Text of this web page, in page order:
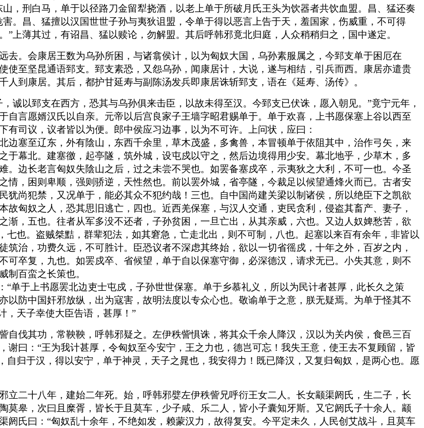
，刑白马，单于以径路刀金留犁挠酒，以老上单于所破月氏王头为饮器者共饮血盟。昌、猛还奏
。昌、猛擅以汉国世世子孙与夷狄诅盟，令单于得以恶言上告于天，羞国家，伤威重，不可得
上薄其过，有诏昌、猛以赎论，勿解盟。其后呼韩邪竟北归庭，人众稍稍归之，国中遂定。
去。会康居王数为乌孙所困，与诸翕侯计，以为匈奴大国，乌孙素服属之，今郅支单于困厄在
使至坚昆通语郅支。郅支素恐，又怨乌孙，闻康居计，大说，遂与相结，引兵而西。康居亦遣贵
到康居。其后，都护甘延寿与副陈汤发兵即康居诛斩郅支，语在《延寿、汤传》。
诚以郅支在西方，恐其与乌孙俱来击臣，以故未得至汉。今郅支已伏诛，愿入朝见。”竟宁元年，
自言愿婿汉氏以自亲。元帝以后宫良家子王墙字昭君赐单于。单于欢喜，上书愿保塞上谷以西至
司议，议者皆以为便。郎中侯应习边事，以为不可许。上问状，应曰：
边塞至辽东，外有陰山，东西千余里，草木茂盛，多禽兽，本冒顿单于依阻其中，治作弓矢，来
于幕北。建塞徼，起亭隧，筑外城，设屯戍以守之，然后边境得用少安。幕北地乎，少草木，多
。边长老言匈奴失陰山之后，过之未尝不哭也。如罢备塞戍卒，示夷狄之大利，不可一也。今圣
情，困则卑顺，强则骄逆，天性然也。前以罢外城，省亭隧，今裁足以候望通烽火而已。古者安
犹尚犯禁，又况单于，能必其众不犯约哉！三也。自中国尚建关梁以制诸侯，所以绝臣下之凯欲
匈奴之人，恐其思旧逃亡，四也。近西羌保塞，与汉人交通，吏民贪利，侵盗其畜产、妻子，
渐，五也。往者从军多没不还者，子孙贫困，一旦亡出，从其亲威，六也。又边人奴婢愁苦，欲
七也。盗贼桀黠，群辈犯法，如其窘急，亡走北出，则不可制，八也。起塞以来百有余年，非皆以
治，功费久远，不可胜计。臣恐议者不深虑其终始，欲以一切省徭戍，十年之外，百岁之内，
可卒复，九也。如罢戍卒、省候望，单于自以保塞守御，必深德汉，请求无已。小失其意，则不
制百蛮之长策也。
“单于上书愿罢北边吏士屯戍，子孙世世保塞。单于乡慕礼义，所以为民计者甚厚，此长久之策
以防中国奸邪放纵，出为寇害，故明法度以专众心也。敬谕单于之意，朕无疑焉。为单于怪其不
，天子幸使大臣告语，甚厚！”
自伐其功，常鞅鞅，呼韩邪疑之。左伊秩訾惧诛，将其众千余人降汉，汉以为关内侯，食邑三百
谢曰：“王为我计甚厚，令匈奴至今安宁，王之力也，德岂可忘！我失王意，使王去不复顾留，皆
自归于汉，得以安宁，单于神灵，天子之晁也，我安得力！既已降汉，又复归匈奴，是两心也。愿
立二十八年，建始二年死。始，呼韩邪嬖左伊秩訾兄呼衍王女二人。长女颛渠阏氏，生二子，长
莫皋，次曰且糜胥，皆长于且莫车，少子咸、乐二人，皆小子囊知牙斯。又它阏氏子十余人。颛
阏氏曰：“匈奴乱十余年，不绝如发，赖蒙汉力，故得复安。今平定未久，人民创艾战斗，且莫车